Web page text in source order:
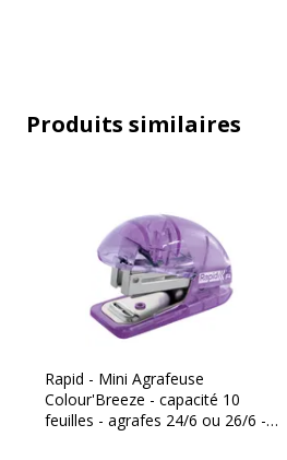
Profondeur d'insertion
Données
Données
Code barre maitre
Marque
Référence produit
Produits similaires
Rapid - Mini Agrafeuse
Colour'Breeze - capacité 10
feuilles - agrafes 24/6 ou 26/6 -